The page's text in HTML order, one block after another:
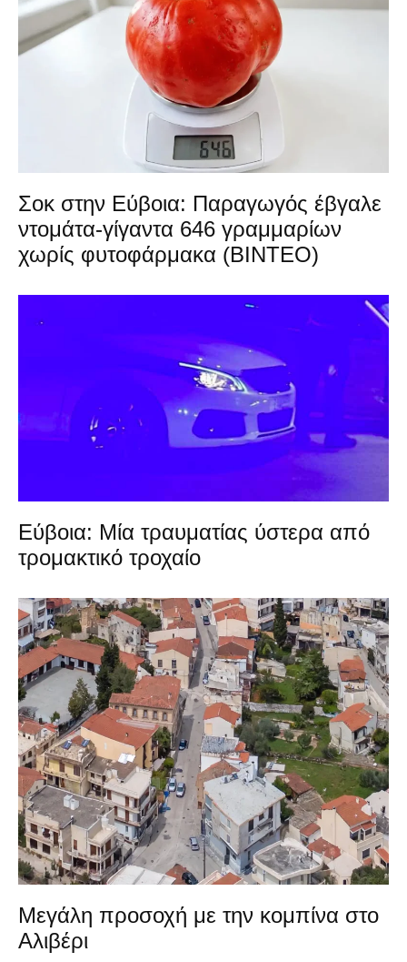
Σοκ στην Εύβοια: Παραγωγός έβγαλε
ντομάτα-γίγαντα 646 γραμμαρίων
χωρίς φυτοφάρμακα (ΒΙΝΤΕΟ)
Εύβοια: Μία τραυματίας ύστερα από
τρομακτικό τροχαίο
Μεγάλη προσοχή με την κομπίνα στο
Αλιβέρι